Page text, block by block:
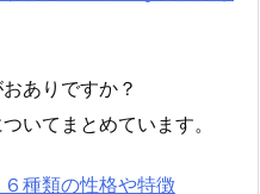
ありですか？
いてまとめています。
種類の性格や特徴